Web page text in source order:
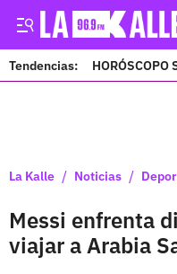
Tendencias: HORÓSCOPO
La Kalle / Noticias /
Messi enfrenta
viajar a Arabia